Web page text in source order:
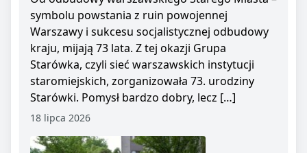
symbolu powstania z ruin powojennej
Warszawy i sukcesu socjalistycznej odbudowy
kraju, mijają 73 lata. Z tej okazji Grupa
Starówka, czyli sieć warszawskich instytucji
staromiejskich, zorganizowała 73. urodziny
Starówki. Pomysł bardzo dobry, lecz […]
18 lipca 2026